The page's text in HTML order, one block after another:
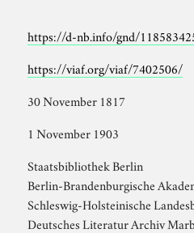
https://d-nb.info/gnd/
https://viaf.org/viaf/7402506/
30 November 1817
1 November 1903
Staatsbibliothek Berlin
Berlin-Brandenburgische
Schleswig-Holsteinische
Deutsches Literatur Archiv